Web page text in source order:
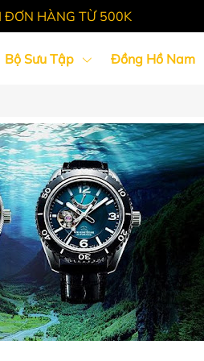
ĐƠN HÀNG TỪ 500K
Bộ Sưu Tập Đồng Hồ Nam